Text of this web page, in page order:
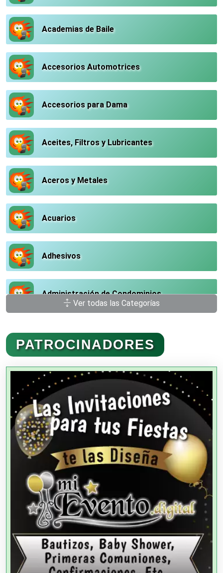
Academias de Baile
Accesorios Automotrices
Accesorios para Dama
Aceites, Filtros y Lubricantes
Aceros y Metales
Acuarios
Adhesivos
Administración de Condominios
Administración de Empresas
Agencias Aduanales
Agencias de Autos
Agencias de Cobranza
Agencias de Colocación
Agencias de Modelos
Agencias de Publicidad
Ver todas las Categorías
PATROCINADORES